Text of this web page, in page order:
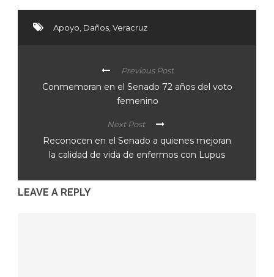
Apoyo, Daños,Veracruz
Previous Post
Conmemoran en el Senado 72 años del voto
femenino
Next Post
Reconocen en el Senado a quienes mejoran
la calidad de vida de enfermos con Lupus
LEAVE A REPLY